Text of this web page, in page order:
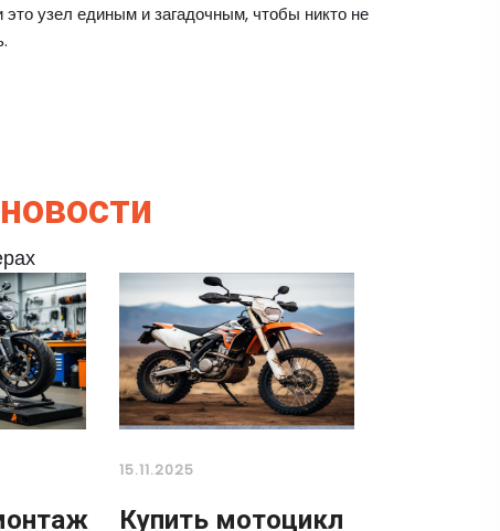
узел единым и загадочным, чтобы никто не
15.11.2025
Купить мотоцикл